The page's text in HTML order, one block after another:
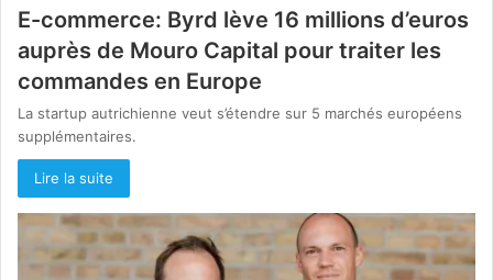
E-commerce: Byrd lève 16 millions d’euros
auprès de Mouro Capital pour traiter les
commandes en Europe
La startup autrichienne veut s’étendre sur 5 marchés européens
supplémentaires.
Lire la suite